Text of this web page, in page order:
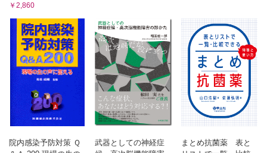
￥2,860
院内感染予防対策 Ｑ
武器としての神経症
まとめ抗菌薬 表と